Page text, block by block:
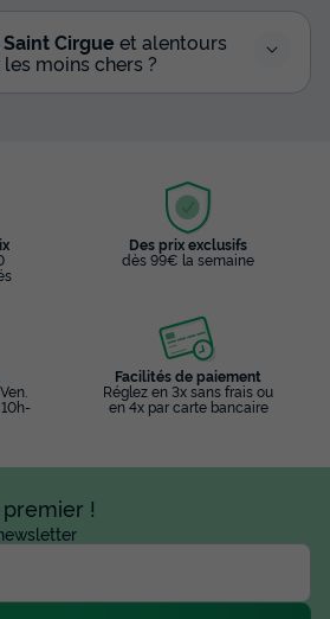
Saint Cirgue et alentours
moins chers ?
Des prix exclusifs
dès 99€ la semaine
Facilités de paiement
Réglez en 3x sans frais ou
en 4x par carte bancaire
!